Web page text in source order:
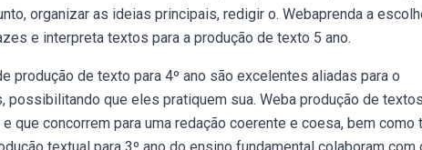
organizar as ideias principais, redigir o. Webaprenda a
e interpreta textos para a produção de texto 5 ano.
produção de texto para 4º ano são excelentes aliadas para o
que eles pratiquem sua. Weba produção de
que concorrem para uma redação coerente e coesa, bem como